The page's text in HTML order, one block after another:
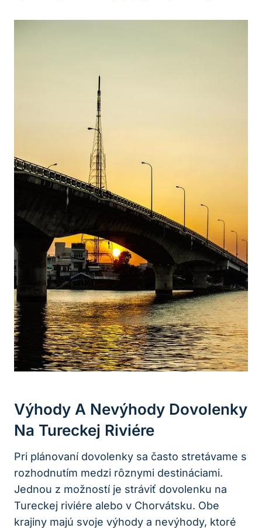
Výhody A Nevýhody Dovolenky
Na Tureckej Riviére
Pri plánovaní dovolenky sa často stretávame s
rozhodnutím medzi rôznymi destináciami.
Jednou z možností je stráviť dovolenku na
Tureckej riviére alebo v Chorvátsku. Obe
krajiny majú svoje výhody a nevýhody, ktoré